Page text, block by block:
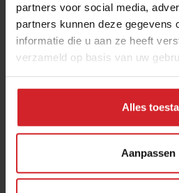
partners voor social media,
partners kunnen deze gegevens
informatie die u aan ze heeft
verzameld op basis van uw
Alles
Aanpassen